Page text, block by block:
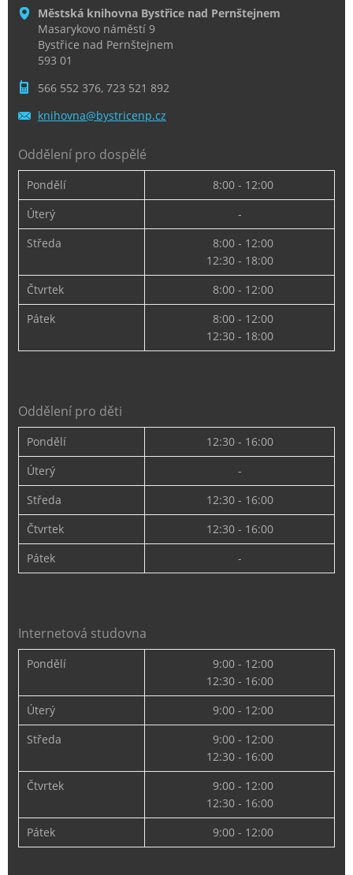
Městská knihovna Bystřice nad Pernštejnem
Masarykovo náměstí 9
Bystřice nad Pernštejnem
593 01
566 552 376, 723 521 892
knihovna@bystricenp.cz
Oddělení pro dospělé
Pondělí
8:00 - 12:00
Úterý
-
Středa
8:00 - 12:00
12:30 - 18:00
Čtvrtek
8:00 - 12:00
Pátek
8:00 - 12:00
12:30 - 18:00
Oddělení pro děti
Pondělí
12:30 - 16:00
Úterý
-
Středa
12:30 - 16:00
Čtvrtek
12:30 - 16:00
Pátek
-
Internetová studovna
Pondělí
9:00 - 12:00
12:30 - 16:00
Úterý
9:00 - 12:00
Středa
9:00 - 12:00
12:30 - 16:00
Čtvrtek
9:00 - 12:00
12:30 - 16:00
Pátek
9:00 - 12:00